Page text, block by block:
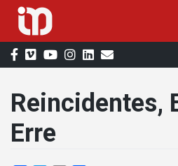
Saltar
al
Reincidentes,
Erre